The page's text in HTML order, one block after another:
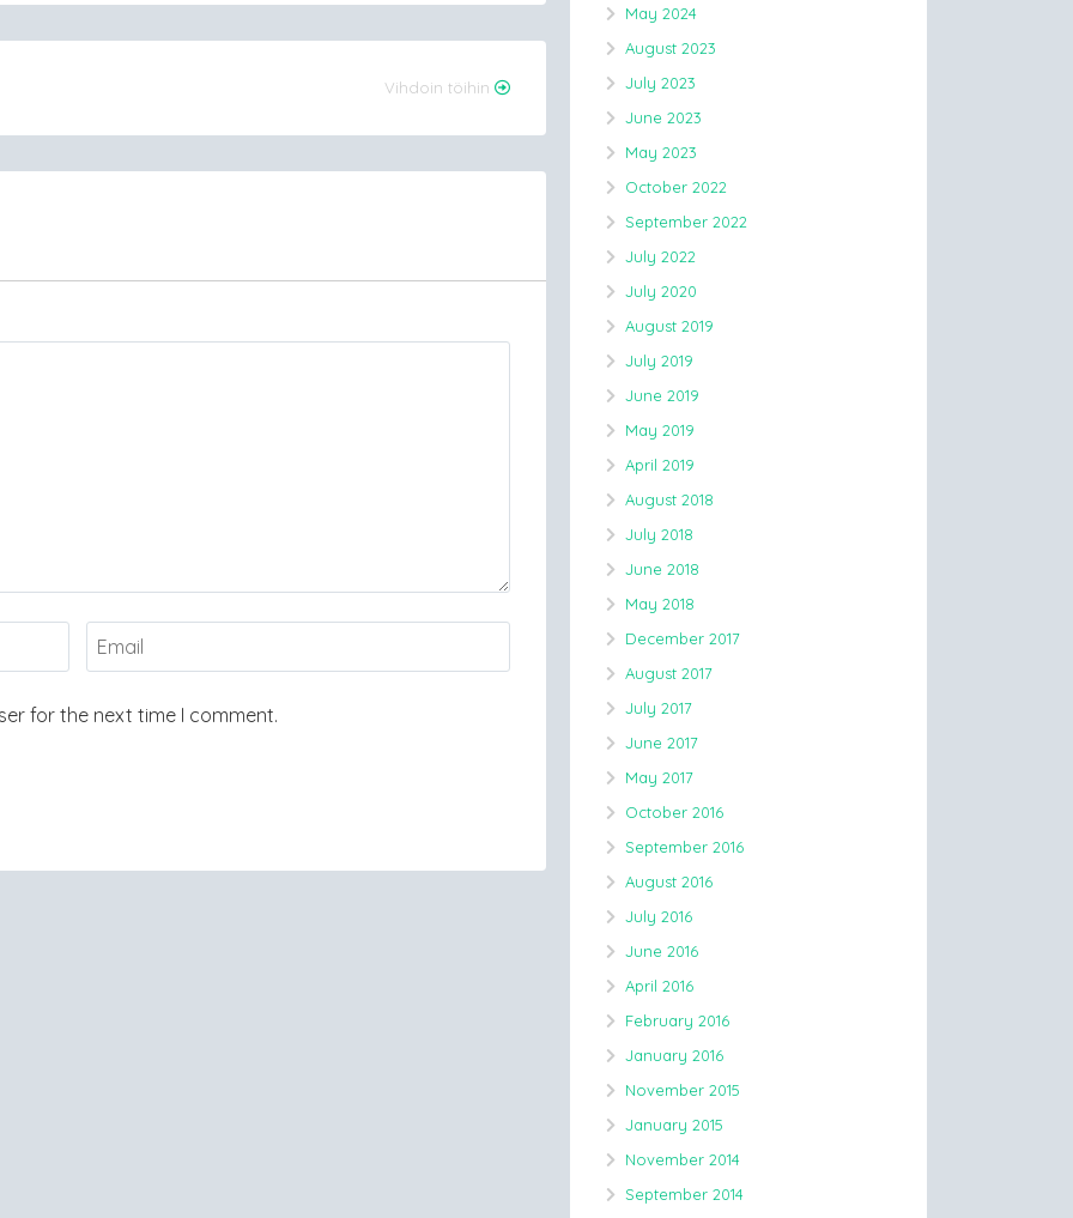
Vihdoin töihin
for the next time I comment.
May 2024
August 2023
July 2023
June 2023
May 2023
October 2022
September 2022
July 2022
July 2020
August 2019
July 2019
June 2019
May 2019
April 2019
August 2018
July 2018
June 2018
May 2018
December 2017
August 2017
July 2017
June 2017
May 2017
October 2016
September 2016
August 2016
July 2016
June 2016
April 2016
February 2016
January 2016
November 2015
January 2015
November 2014
September 2014